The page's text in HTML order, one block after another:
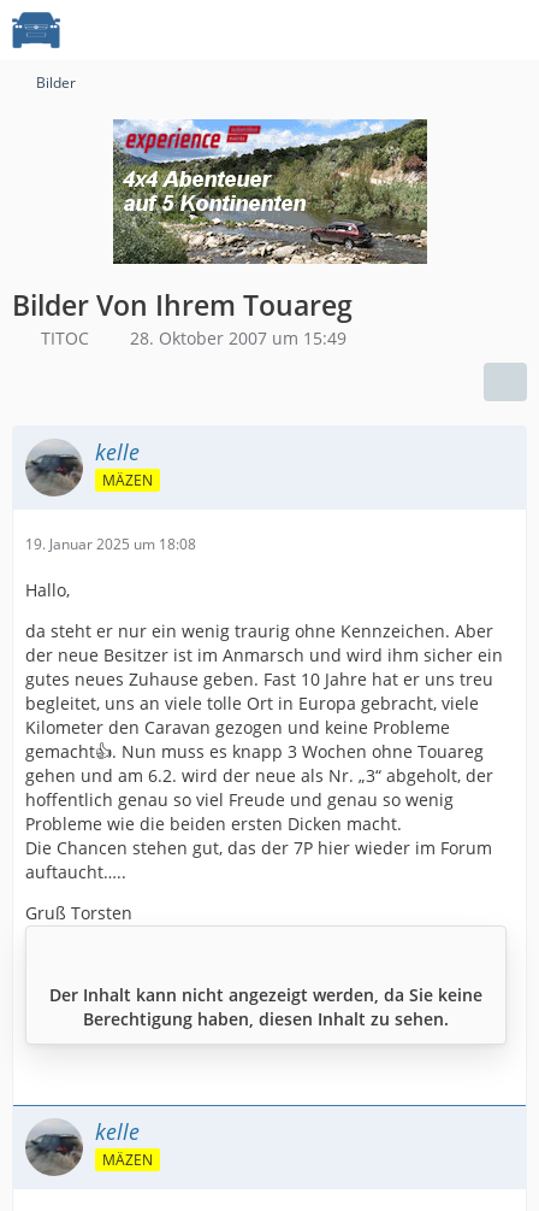
Bilder
Bilder Von Ihrem Touareg
TITOC 28. Oktober 2007 um 15:49
kelle
MÄZEN
19. Januar 2025 um 18:08
Hallo,
da steht er nur ein wenig traurig ohne Kennzeichen. Aber
der neue Besitzer ist im Anmarsch und wird ihm sicher ein
gutes neues Zuhause geben. Fast 10 Jahre hat er uns treu
begleitet, uns an viele tolle Ort in Europa gebracht, viele
Kilometer den Caravan gezogen und keine Probleme
gemacht👍. Nun muss es knapp 3 Wochen ohne Touareg
gehen und am 6.2. wird der neue als Nr. „3“ abgeholt, der
hoffentlich genau so viel Freude und genau so wenig
Probleme wie die beiden ersten Dicken macht.
Die Chancen stehen gut, das der 7P hier wieder im Forum
auftaucht…..
Gruß Torsten
Der Inhalt kann nicht angezeigt werden, da Sie keine
Berechtigung haben, diesen Inhalt zu sehen.
kelle
MÄZEN